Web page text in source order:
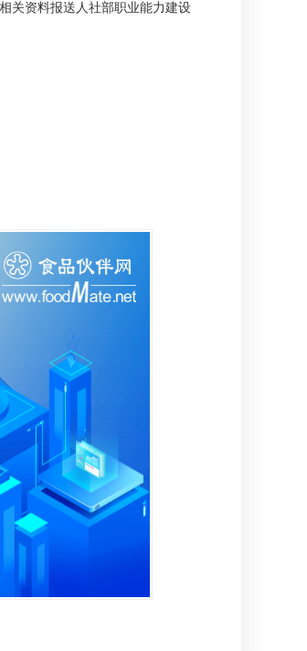
关资料报送人社部职业能力建设